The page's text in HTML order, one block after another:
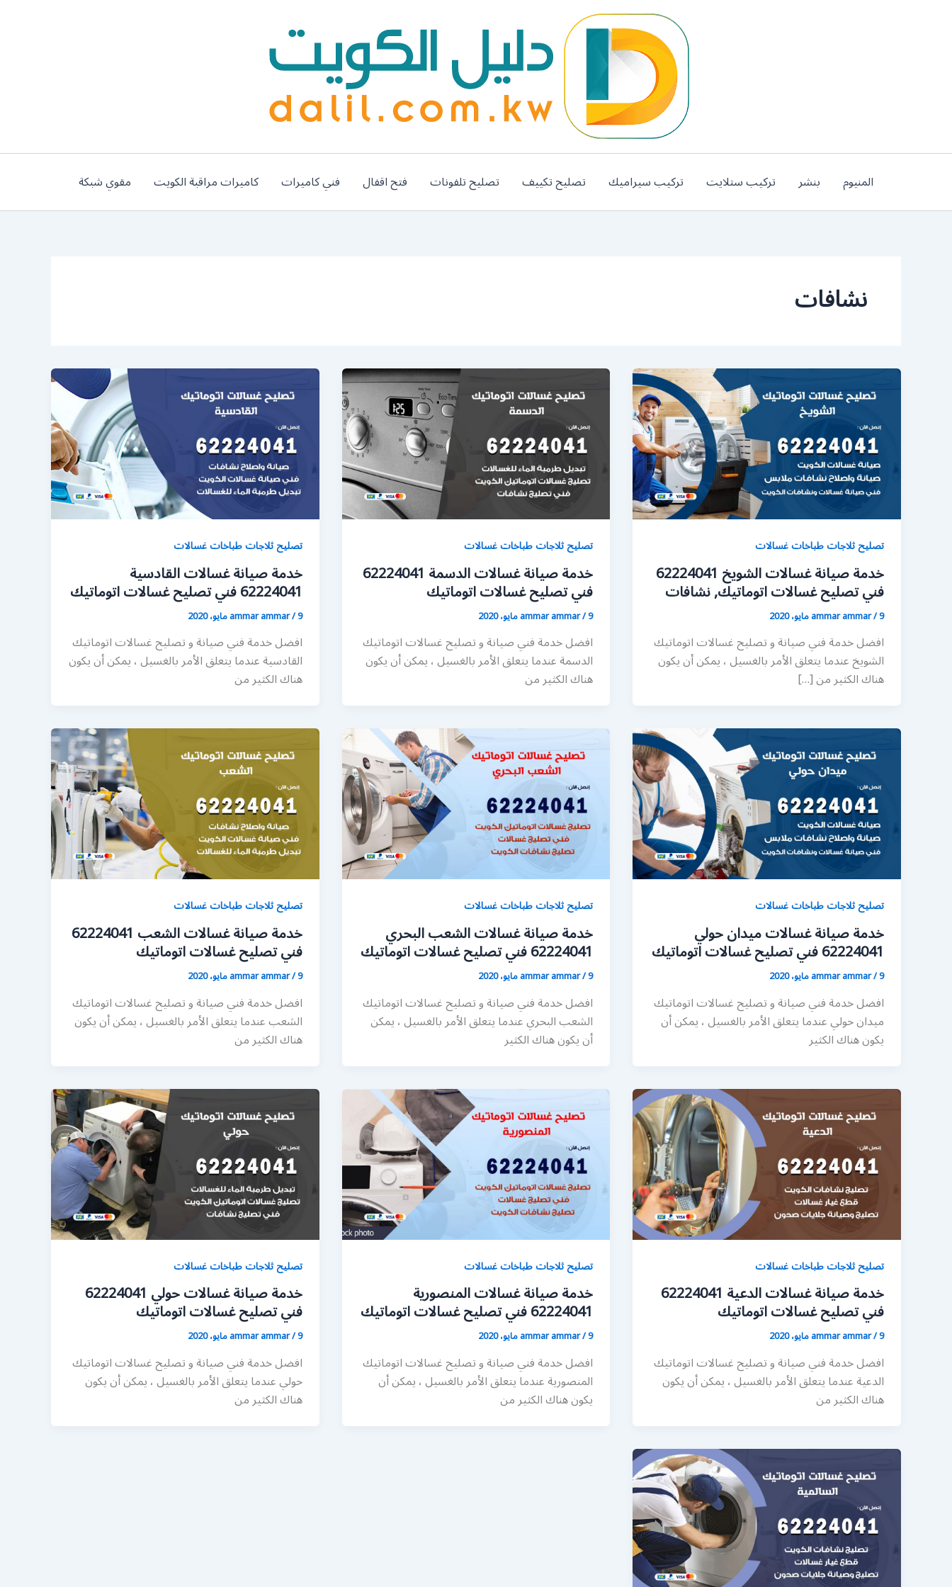
المنيوم بنشر تركيب ستلايت تركيب سيراميك تصليح تكييف تصليح تلفونات فتح اقفال فني كاميرات كاميرات مراقبة الكويت مقوي شبكة
نشافات
تصليح ثلاجات طباخات غسالات
خدمة صيانة غسالات الشويخ 62224041
فني تصليح غسالات اتوماتيك, نشافات
ammar ammar/9 مايو، 2020
افضل خدمة فني صيانة و تصليح غسالات اتوماتيك
الشويخ عندما يتعلق الأمر بالغسيل ، يمكن أن يكون
هناك الكثير من […]
تصليح ثلاجات طباخات غسالات
خدمة صيانة غسالات الدسمة 62224041
فني تصليح غسالات اتوماتيك
ammar ammar/9 مايو، 2020
افضل خدمة فني صيانة و تصليح غسالات اتوماتيك
الدسمة عندما يتعلق الأمر بالغسيل ، يمكن أن يكون
هناك الكثير من
تصليح ثلاجات طباخات غسالات
خدمة صيانة غسالات القادسية
62224041 فني تصليح غسالات اتوماتيك
ammar ammar/9 مايو، 2020
افضل خدمة فني صيانة و تصليح غسالات اتوماتيك
القادسية عندما يتعلق الأمر بالغسيل ، يمكن أن يكون
هناك الكثير من
تصليح ثلاجات طباخات غسالات
خدمة صيانة غسالات ميدان حولي
62224041 فني تصليح غسالات اتوماتيك
ammar ammar/9 مايو، 2020
افضل خدمة فني صيانة و تصليح غسالات اتوماتيك
ميدان حولي عندما يتعلق الأمر بالغسيل ، يمكن أن
يكون هناك الكثير
تصليح ثلاجات طباخات غسالات
خدمة صيانة غسالات الشعب البحري
62224041 فني تصليح غسالات اتوماتيك
ammar ammar/9 مايو، 2020
افضل خدمة فني صيانة و تصليح غسالات اتوماتيك
الشعب البحري عندما يتعلق الأمر بالغسيل ، يمكن
أن يكون هناك الكثير
تصليح ثلاجات طباخات غسالات
خدمة صيانة غسالات الشعب 62224041
فني تصليح غسالات اتوماتيك
ammar ammar/9 مايو، 2020
افضل خدمة فني صيانة و تصليح غسالات اتوماتيك
الشعب عندما يتعلق الأمر بالغسيل ، يمكن أن يكون
هناك الكثير من
تصليح ثلاجات طباخات غسالات
خدمة صيانة غسالات الدعية 62224041
فني تصليح غسالات اتوماتيك
ammar ammar/9 مايو، 2020
افضل خدمة فني صيانة و تصليح غسالات اتوماتيك
الدعية عندما يتعلق الأمر بالغسيل ، يمكن أن يكون
هناك الكثير من
تصليح ثلاجات طباخات غسالات
خدمة صيانة غسالات المنصورية
62224041 فني تصليح غسالات اتوماتيك
ammar ammar/9 مايو، 2020
افضل خدمة فني صيانة و تصليح غسالات اتوماتيك
المنصورية عندما يتعلق الأمر بالغسيل ، يمكن أن
يكون هناك الكثير من
تصليح ثلاجات طباخات غسالات
خدمة صيانة غسالات حولي 62224041
فني تصليح غسالات اتوماتيك
ammar ammar/9 مايو، 2020
افضل خدمة فني صيانة و تصليح غسالات اتوماتيك
حولي عندما يتعلق الأمر بالغسيل ، يمكن أن يكون
هناك الكثير من